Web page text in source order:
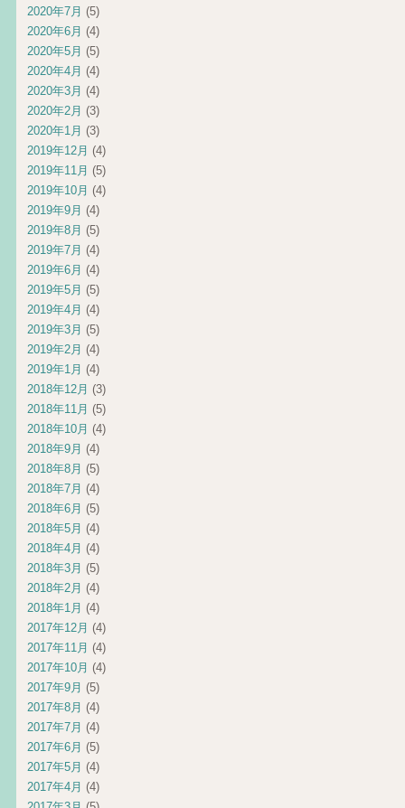
2020年7月 (5)
2020年6月 (4)
2020年5月 (5)
2020年4月 (4)
2020年3月 (4)
2020年2月 (3)
2020年1月 (3)
2019年12月 (4)
2019年11月 (5)
2019年10月 (4)
2019年9月 (4)
2019年8月 (5)
2019年7月 (4)
2019年6月 (4)
2019年5月 (5)
2019年4月 (4)
2019年3月 (5)
2019年2月 (4)
2019年1月 (4)
2018年12月 (3)
2018年11月 (5)
2018年10月 (4)
2018年9月 (4)
2018年8月 (5)
2018年7月 (4)
2018年6月 (5)
2018年5月 (4)
2018年4月 (4)
2018年3月 (5)
2018年2月 (4)
2018年1月 (4)
2017年12月 (4)
2017年11月 (4)
2017年10月 (4)
2017年9月 (5)
2017年8月 (4)
2017年7月 (4)
2017年6月 (5)
2017年5月 (4)
2017年4月 (4)